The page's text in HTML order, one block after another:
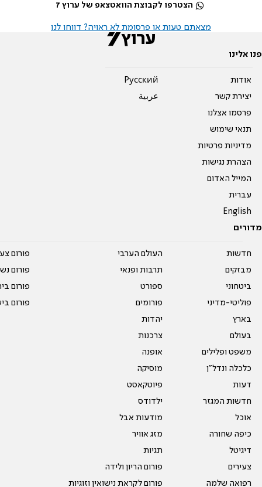
הצטרפו לקבוצת הוואטצאפ של ערוץ 7
מצאתם טעות או פרסומת לא ראויה? דווחו לנו
פנו אלינו
אודות
יצירת קשר
פרסמו אצלנו
תנאי שימוש
מדיניות פרטיות
הצהרת נגישות
המייל האדום
עברית
English
Pусский
عربية
מדורים
חדשות
מבזקים
ביטחוני
פוליטי-מדיני
בארץ
בעולם
משפט ופלילים
כלכלה ונדל"ן
דעות
חדשות המגזר
אוכל
כיפה שחורה
דיגיטל
צעירים
רפואה שלמה
העולם הערבי
תרבות ופנאי
ספורט
פורומים
יהדות
צרכנות
אופנה
מוסיקה
פיוטקאסט
ילדודס
מודעות אבל
מזג אוויר
תגיות
פורום הריון ולידה
פורום לקראת נישואין וזוגיות
פורום
פורום
פורום
פורום